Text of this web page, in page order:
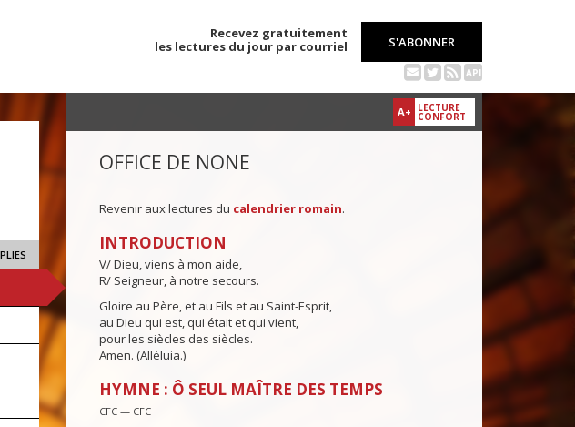
Recevez gratuitement
les lectures du jour par courriel
S'ABONNER
API
A+ LECTURE
CONFORT
OFFICE DE NONE
Revenir aux lectures du calendrier romain.
INTRODUCTION
V/ Dieu, viens à mon aide,
R/ Seigneur, à notre secours.
Gloire au Père, et au Fils et au Saint-Esprit,
au Dieu qui est, qui était et qui vient,
pour les siècles des siècles.
Amen. (Alléluia.)
HYMNE : Ô SEUL MAÎTRE DES TEMPS
CFC — CFC